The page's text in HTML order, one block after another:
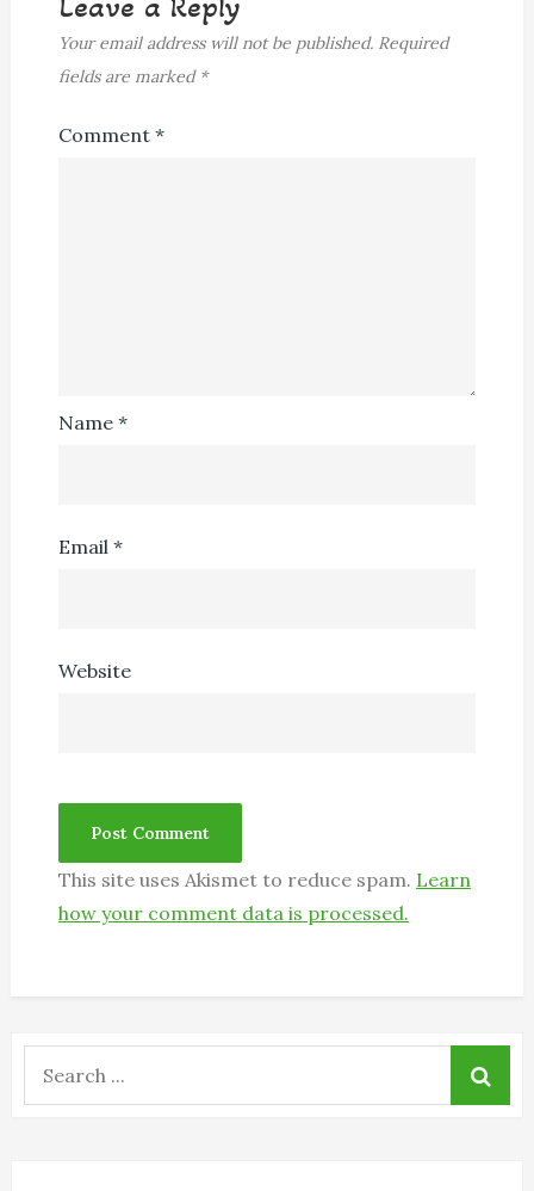
Your email address will not be published. Required
fields are marked *
Comment *
Name *
Email *
Website
This site uses Akismet to reduce spam. Learn
how your comment data is processed.